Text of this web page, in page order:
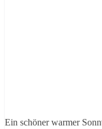
Ein schöner warmer